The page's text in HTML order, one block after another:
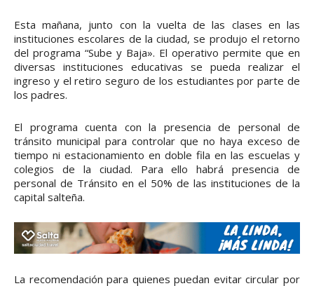
Esta mañana, junto con la vuelta de las clases en las
instituciones escolares de la ciudad, se produjo el retorno
del programa “Sube y Baja». El operativo permite que en
diversas instituciones educativas se pueda realizar el
ingreso y el retiro seguro de los estudiantes por parte de
los padres.
El programa cuenta con la presencia de personal de
tránsito municipal para controlar que no haya exceso de
tiempo ni estacionamiento en doble fila en las escuelas y
colegios de la ciudad. Para ello habrá presencia de
personal de Tránsito en el 50% de las instituciones de la
capital salteña.
La recomendación para quienes puedan evitar circular por